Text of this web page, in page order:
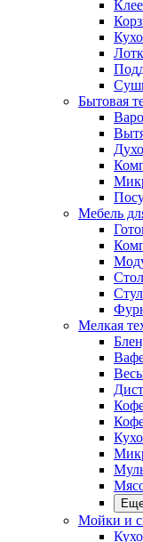
Бытовая
Мебель
Мелкая
Мойки и